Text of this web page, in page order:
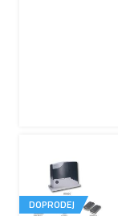
DOPRODEJ